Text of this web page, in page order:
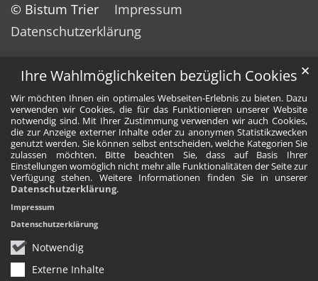
Ihre Wahlmöglichkeiten bezüglich Cookies
Wir möchten Ihnen ein optimales Webseiten-Erlebnis zu bieten. Dazu
verwenden wir Cookies, die für das Funktionieren unserer Website
notwendig sind. Mit Ihrer Zustimmung verwenden wir auch Cookies,
die zur Anzeige externer Inhalte oder zu anonymen Statistikzwecken
genutzt werden. Sie können selbst entscheiden, welche Kategorien Sie
zulassen möchten. Bitte beachten Sie, dass auf Basis Ihrer
Einstellungen womöglich nicht mehr alle Funktionalitäten der Seite zur
Verfügung stehen. Weitere Informationen finden Sie in unserer
Datenschutzerklärung.
Notwendig
Externe Inhalte
✕
Impressum
Datenschutzerklärung
© Bistum Trier
Impressum
Datenschutzerklärung